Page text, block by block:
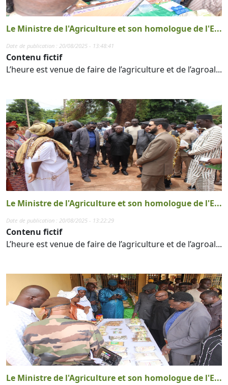
Le Ministre de l'Agriculture et son homologue de l'E...
Date de publication : 20/08/2025 - 13:48:41
Contenu fictif
L’heure est venue de faire de l’agriculture et de l’agroal...
Le Ministre de l'Agriculture et son homologue de l'E...
Date de publication : 20/08/2025 - 13:22:29
Contenu fictif
L’heure est venue de faire de l’agriculture et de l’agroal...
Le Ministre de l'Agriculture et son homologue de l'E...